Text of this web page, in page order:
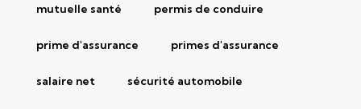
mutuelle santé permis de conduire
prime d'assurance primes d'assurance
salaire net sécurité automobile